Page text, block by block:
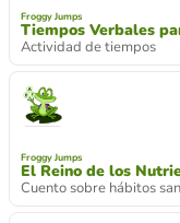
Froggy Jumps
Tiempos Verbales
Actividad de tiempos
Froggy Jumps
El Reino de los
Cuento sobre hábitos